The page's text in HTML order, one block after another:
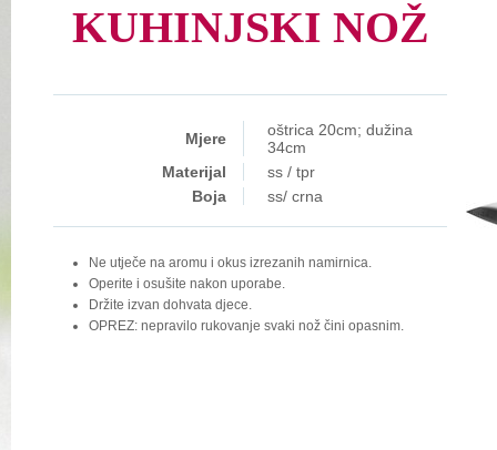
KUHINJSKI NOŽ
Mjere
oštrica 20cm; dužina
34cm
Materijal
ss / tpr
Boja
ss/ crna
Ne utječe na aromu i okus izrezanih namirnica.
Operite i osušite nakon uporabe.
Držite izvan dohvata djece.
OPREZ: nepravilo rukovanje svaki nož čini opasnim.